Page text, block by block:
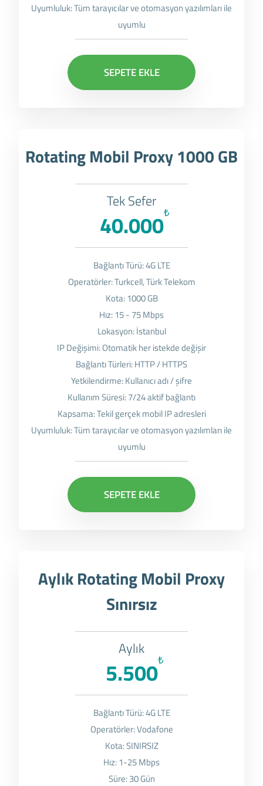
Uyumluluk: Tüm tarayıcılar ve otomasyon yazılımları ile
uyumlu
SEPETE EKLE
Rotating Mobil Proxy 1000 GB
Tek Sefer
₺
40.000
Bağlantı Türü: 4G LTE
Operatörler: Turkcell, Türk Telekom
Kota: 1000 GB
Hız: 15 - 75 Mbps
Lokasyon: İstanbul
IP Değişimi: Otomatik her istekde değişir
Bağlantı Türleri: HTTP / HTTPS
Yetkilendirme: Kullanıcı adı / şifre
Kullanım Süresi: 7/24 aktif bağlantı
Kapsama: Tekil gerçek mobil IP adresleri
Uyumluluk: Tüm tarayıcılar ve otomasyon yazılımları ile
uyumlu
SEPETE EKLE
Aylık Rotating Mobil Proxy
Sınırsız
Aylık
₺
5.500
Bağlantı Türü: 4G LTE
Operatörler: Vodafone
Kota: SINIRSIZ
Hız: 1-25 Mbps
Süre: 30 Gün